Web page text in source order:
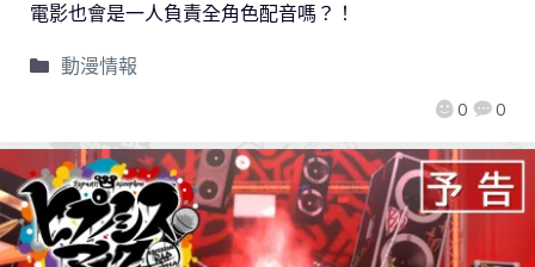
0 0
電影也會是一人負責全角色配音嗎？！
動漫情報